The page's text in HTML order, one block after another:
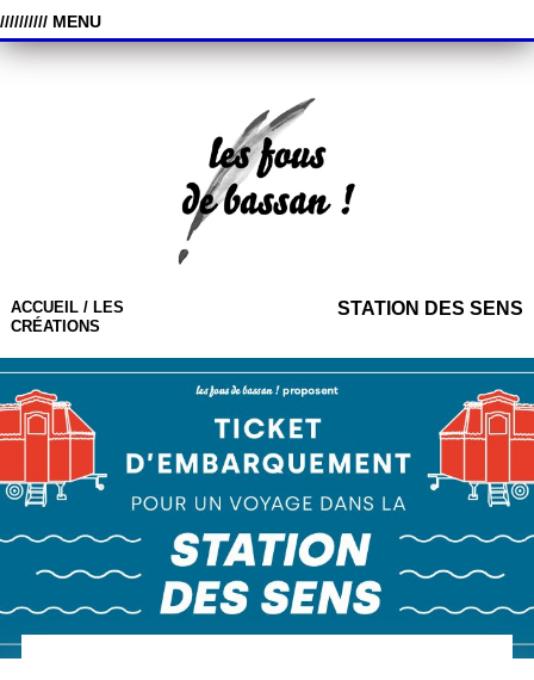
////////// MENU
ACCUEIL / LES
CRÉATIONS
STATION DES SENS